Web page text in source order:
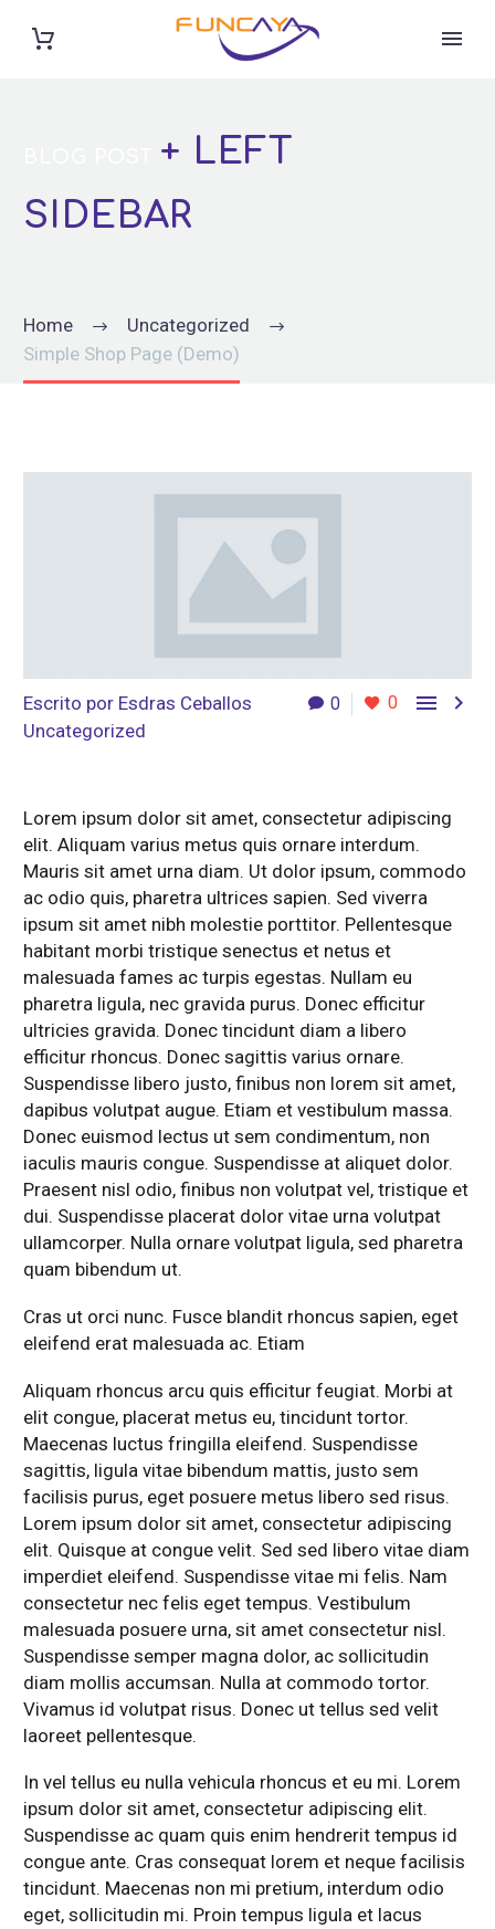
+ LEFT
SIDEBAR
Home
Uncategorized
Simple Shop Page (Demo)
0 0  
Escrito por Esdras Ceballos
Uncategorized
Lorem ipsum dolor sit amet, consectetur adipiscing
elit. Aliquam varius metus quis ornare interdum.
Mauris sit amet urna diam. Ut dolor ipsum, commodo
ac odio quis, pharetra ultrices sapien. Sed viverra
ipsum sit amet nibh molestie porttitor. Pellentesque
habitant morbi tristique senectus et netus et
malesuada fames ac turpis egestas. Nullam eu
pharetra ligula, nec gravida purus. Donec efficitur
ultricies gravida. Donec tincidunt diam a libero
efficitur rhoncus. Donec sagittis varius ornare.
Suspendisse libero justo, finibus non lorem sit amet,
dapibus volutpat augue. Etiam et vestibulum massa.
Donec euismod lectus ut sem condimentum, non
iaculis mauris congue. Suspendisse at aliquet dolor.
Praesent nisl odio, finibus non volutpat vel, tristique et
dui. Suspendisse placerat dolor vitae urna volutpat
ullamcorper. Nulla ornare volutpat ligula, sed pharetra
quam bibendum ut.
Cras ut orci nunc. Fusce blandit rhoncus sapien, eget
eleifend erat malesuada ac. Etiam
Aliquam rhoncus arcu quis efficitur feugiat. Morbi at
elit congue, placerat metus eu, tincidunt tortor.
Maecenas luctus fringilla eleifend. Suspendisse
sagittis, ligula vitae bibendum mattis, justo sem
facilisis purus, eget posuere metus libero sed risus.
Lorem ipsum dolor sit amet, consectetur adipiscing
elit. Quisque at congue velit. Sed sed libero vitae diam
imperdiet eleifend. Suspendisse vitae mi felis. Nam
consectetur nec felis eget tempus. Vestibulum
malesuada posuere urna, sit amet consectetur nisl.
Suspendisse semper magna dolor, ac sollicitudin
diam mollis accumsan. Nulla at commodo tortor.
Vivamus id volutpat risus. Donec ut tellus sed velit
laoreet pellentesque.
In vel tellus eu nulla vehicula rhoncus et eu mi. Lorem
ipsum dolor sit amet, consectetur adipiscing elit.
Suspendisse ac quam quis enim hendrerit tempus id
congue ante. Cras consequat lorem et neque facilisis
tincidunt. Maecenas non mi pretium, interdum odio
eget, sollicitudin mi. Proin tempus ligula et lacus